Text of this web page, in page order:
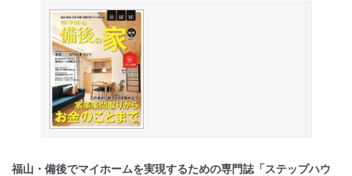
福山・備後でマイホームを実現するための専門誌「ステップハウ